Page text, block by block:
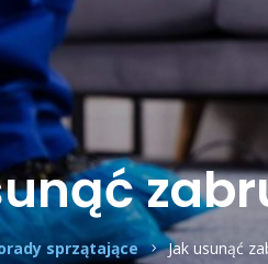
sprzątające Jak usunąć